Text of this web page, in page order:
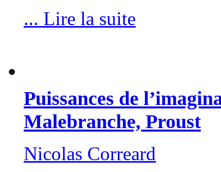
... Lire la suite
Puissances de
Malebranche, Proust
Nicolas Correard